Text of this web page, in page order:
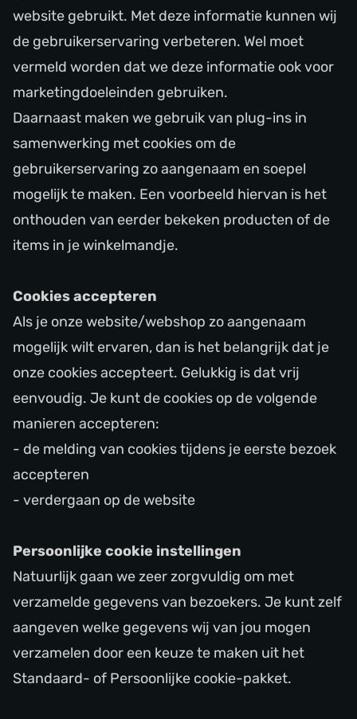
website gebruikt. Met deze informatie kunnen wij
de gebruikerservaring verbeteren. Wel moet
vermeld worden dat we deze informatie ook voor
marketingdoeleinden gebruiken.
Daarnaast maken we gebruik van plug-ins in
samenwerking met cookies om de
gebruikerservaring zo aangenaam en soepel
mogelijk te maken. Een voorbeeld hiervan is het
onthouden van eerder bekeken producten of de
items in je winkelmandje.
Cookies accepteren
Als je onze website/webshop zo aangenaam
mogelijk wilt ervaren, dan is het belangrijk dat je
onze cookies accepteert. Gelukkig is dat vrij
eenvoudig. Je kunt de cookies op de volgende
manieren accepteren:
- de melding van cookies tijdens je eerste bezoek
accepteren
- verdergaan op de website
Persoonlijke cookie instellingen
Natuurlijk gaan we zeer zorgvuldig om met
verzamelde gegevens van bezoekers. Je kunt zelf
aangeven welke gegevens wij van jou mogen
verzamelen door een keuze te maken uit het
Standaard- of Persoonlijke cookie-pakket.